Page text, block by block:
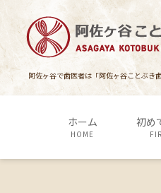
テ
ン
ツ
に
ゲ
ー
シ
ョ
動
阿佐ヶ谷で歯医者は「阿佐ヶ谷ことぶき
ホーム
HOME
初め